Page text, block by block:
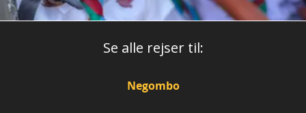
Se alle rejser til:
Negombo